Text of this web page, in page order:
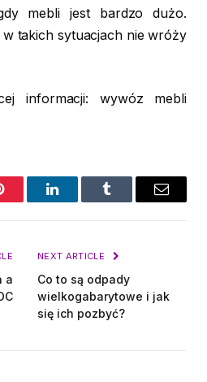
mebli jest bardzo dużo.
w takich sytuacjach nie wróży
informacji: wywóz mebli
LinkedInTumblr Email
a
NEXT ARTICLE
Co to są odpady
wielkogabarytowe i jak
się ich pozbyć?